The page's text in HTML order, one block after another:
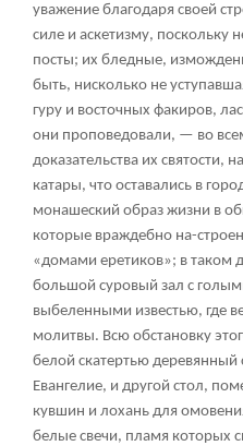
уважение благодаря своей
силе и аскетизму, поскольку
посты; их бледные,
быть, нисколько не
гуру и восточных факиров,
они проповедовали, — во
доказательства их
катары, что оставались в
монашеский образ жизни в
которые враждебно на-
«домами еретиков»; в таком
большой суровый зал с
выбеленными известью, где
молитвы. Всю обстановку
белой скатертью
Евангелие, и другой стол,
кувшин и лохань для
белые свечи, пламя которых